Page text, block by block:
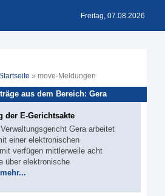
Freitag, 07.08.2026
» move-Meldungen
aus dem Bereich: Gera
der E-Gerichtsakte
Gera arbeitet
einer elektronischen
verfügen mittlerweile acht
über elektronische
mehr...